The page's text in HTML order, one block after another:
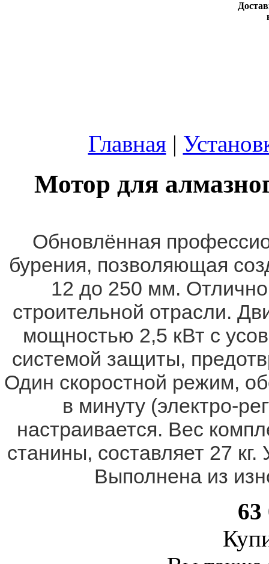
Главная|
Мотор для
Обновлённая
бурения, позволяющая
12 до 250 мм.
строительной отрасли.
мощностью 2,5 кВт с
системой защиты,
Один скоростной режим,
в минуту (электро-
настраивается. Вес
станины, составляет 27
Выполнена из
63